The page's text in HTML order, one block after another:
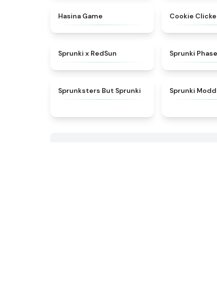
Hasina Game Cookie
Sprunki x RedSun Sprunki
★ 4.5
Sprunksters But Sprunki Sprunki